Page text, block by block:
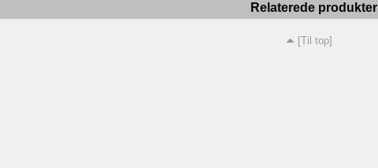
Relaterede produkter
[Til top]